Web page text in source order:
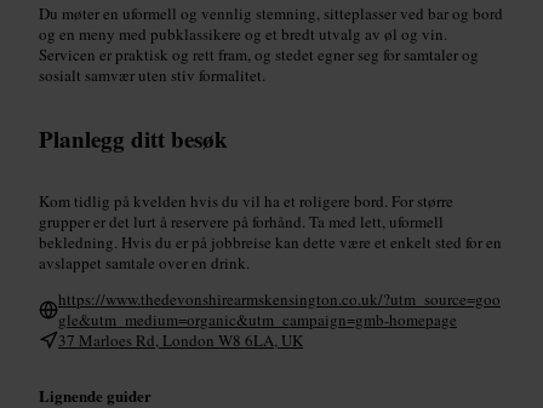
Du møter en uformell og vennlig stemning, sitteplasser ved bar og bord
og en meny med pubklassikere og et bredt utvalg av øl og vin.
Servicen er praktisk og rett fram, og stedet egner seg for samtaler og
sosialt samvær uten stiv formalitet.
Planlegg ditt besøk
Kom tidlig på kvelden hvis du vil ha et roligere bord. For større
grupper er det lurt å reservere på forhånd. Ta med lett, uformell
bekledning. Hvis du er på jobbreise kan dette være et enkelt sted for en
avslappet samtale over en drink.
https://www.thedevonshirearmskensington.co.uk/?utm_source=goo
gle&utm_medium=organic&utm_campaign=gmb-homepage
37 Marloes Rd, London W8 6LA, UK
Lignende guider